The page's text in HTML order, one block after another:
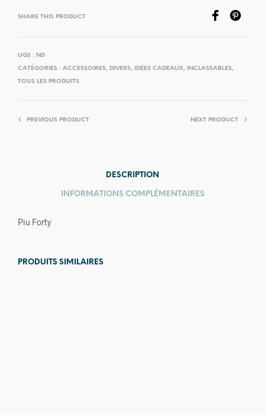
SHARE THIS PRODUCT
UGS : ND
CATÉGORIES : ACCESSOIRES, DIVERS, IDÉES CADEAUX, INCLASSABLES,
TOUS LES PRODUITS
PREVIOUS PRODUCT NEXT PRODUCT
DESCRIPTION
INFORMATIONS COMPLÉMENTAIRES
Piu Forty
PRODUITS SIMILAIRES